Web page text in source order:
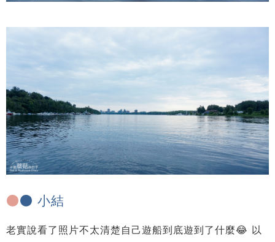
●● 小結
老實說看了照片不太清楚自己遊船到底遊到了什麼😂 以